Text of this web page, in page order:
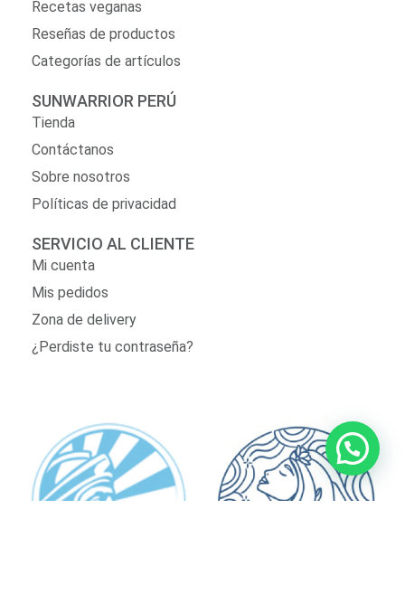
Recetas veganas
Reseñas de productos
Categorías de artículos
SUNWARRIOR PERÚ
Tienda
Contáctanos
Sobre nosotros
Políticas de privacidad
SERVICIO AL CLIENTE
Mi cuenta
Mis pedidos
Zona de delivery
¿Perdiste tu contraseña?